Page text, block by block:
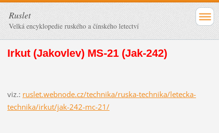
Ruslet
Velká encyklopedie ruského a čínského letectví
Irkut (Jakovlev) MS-21 (Jak-242)
viz.: ruslet.webnode.cz/technika/ruska-technika/letecka-
technika/irkut/jak-242-mc-21/